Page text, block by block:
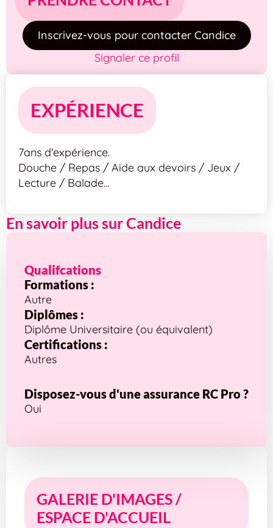
Inscrivez-vous pour contacter Candice
Signaler ce profil
EXPÉRIENCE
7ans d'expérience.
Douche / Repas / Aide aux devoirs / Jeux /
Lecture / Balade...
En savoir plus sur Candice
Qualifcations
Formations :
Autre
Diplômes :
Diplôme Universitaire (ou équivalent)
Certifications :
Autres
Disposez-vous d'une assurance RC Pro ?
Oui
GALERIE D'IMAGES /
ESPACE D'ACCUEIL